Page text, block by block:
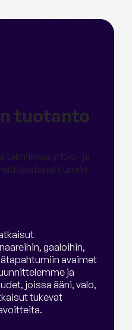
tuotanto
tekniikkaa yritys- ja
gaaloihin,
avaimet
ja
joissa ääni, valo,
tukevat